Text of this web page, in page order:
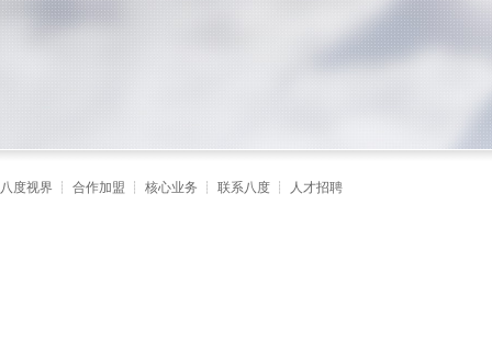
八度视界 ┊ 合作加盟 ┊ 核心业务 ┊ 联系八度 ┊ 人才招聘